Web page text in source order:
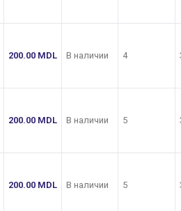
200.00 MDL В наличии 4
200.00 MDL В наличии 5
200.00 MDL В наличии 5